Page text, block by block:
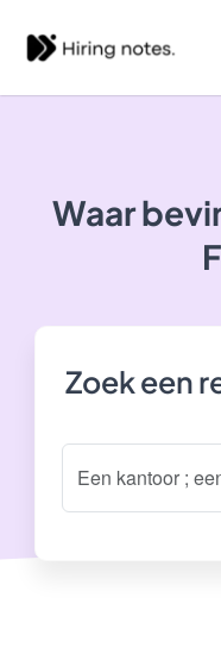
Waar
Zoek een